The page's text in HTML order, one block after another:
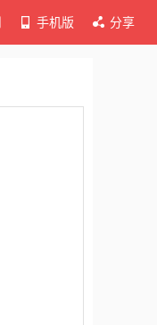
手机版 分享